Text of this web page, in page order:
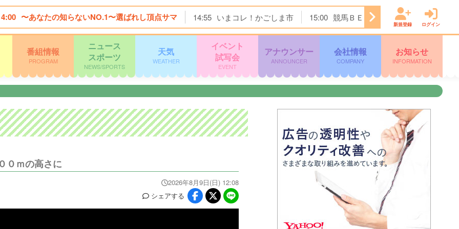
〜あなたの知らないNO.1〜選ばれし頂点サマ 14:55 いまコレ！かごしま市 15:00 競馬ＢＥＡＴ 16:00 ぽよチャ
新規登録 ログイン
番組情報
PROGRAM
ニュース
スポーツ
NEWS/SPORTS
天気
WEATHER
イベント
試写会
EVENT
アナウンサー
ANNOUNCER
会社情報
COMPANY
お知らせ
INFORMATION
０ｍの高さに
2026年8月9日(日) 12:08
シェアする